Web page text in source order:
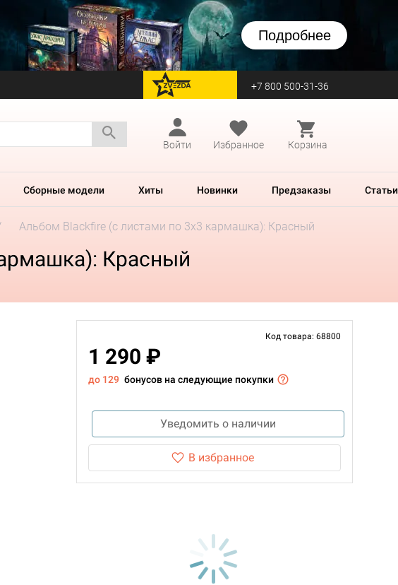
Подробнее
перейти на Zvezda +7 800 500-31-36
Войти
Избранное Корзина
Сборные модели Хиты Новинки Предзаказы Статьи
Альбом Blackfire (с листами по 3x3 кармашка): Красный
Красный
Код товара: 68800
1 290 ₽
до 129 бонусов на следующие покупки
Уведомить о наличии
В избранное